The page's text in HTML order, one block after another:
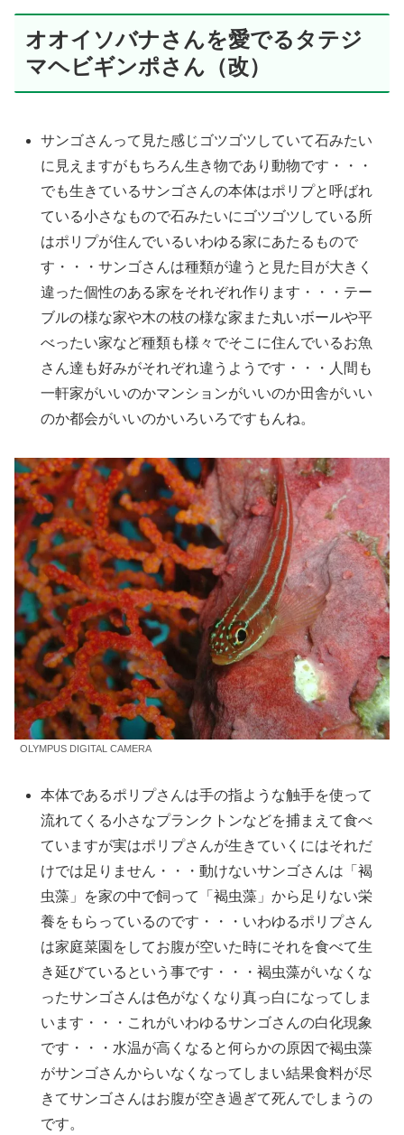
オオイソバナさんを愛でるタテジ
マヘビギンポさん（改）
サンゴさんって見た感じゴツゴツしていて石みたい
に見えますがもちろん生き物であり動物です・・・
でも生きているサンゴさんの本体はポリプと呼ばれ
ている小さなもので石みたいにゴツゴツしている所
はポリプが住んでいるいわゆる家にあたるもので
す・・・サンゴさんは種類が違うと見た目が大きく
違った個性のある家をそれぞれ作ります・・・テー
ブルの様な家や木の枝の様な家また丸いボールや平
べったい家など種類も様々でそこに住んでいるお魚
さん達も好みがそれぞれ違うようです・・・人間も
一軒家がいいのかマンションがいいのか田舎がいい
のか都会がいいのかいろいろですもんね。
OLYMPUS DIGITAL CAMERA
本体であるポリプさんは手の指ような触手を使って
流れてくる小さなプランクトンなどを捕まえて食べ
ていますが実はポリプさんが生きていくにはそれだ
けでは足りません・・・動けないサンゴさんは「褐
虫藻」を家の中で飼って「褐虫藻」から足りない栄
養をもらっているのです・・・いわゆるポリプさん
は家庭菜園をしてお腹が空いた時にそれを食べて生
き延びているという事です・・・褐虫藻がいなくな
ったサンゴさんは色がなくなり真っ白になってしま
います・・・これがいわゆるサンゴさんの白化現象
です・・・水温が高くなると何らかの原因で褐虫藻
がサンゴさんからいなくなってしまい結果食料が尽
きてサンゴさんはお腹が空き過ぎて死んでしまうの
です。